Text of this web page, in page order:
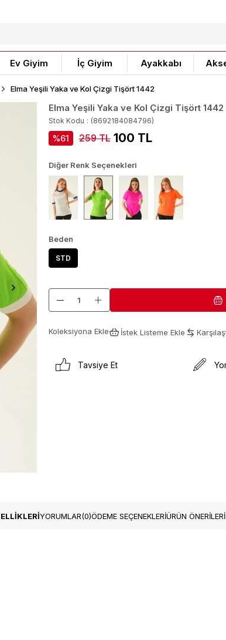
Ev Giyim İç Giyim Ayakkabı
Elma Yeşili Yaka ve Kol Çizgi Tişört 1442
Elma Yeşili Yaka ve Kol Çizgi Tişört 1442
Stok Kodu (8692184084796)
61 259 TL 100 TL
Diğer Renk Seçenekleri
Beden
STD
Koleksiyona Ekle İstek Listeme Ekle
Tavsiye Et
YORUMLAR(0)ÖDEME SEÇENEKLERIÜRÜN ÖNERILERI